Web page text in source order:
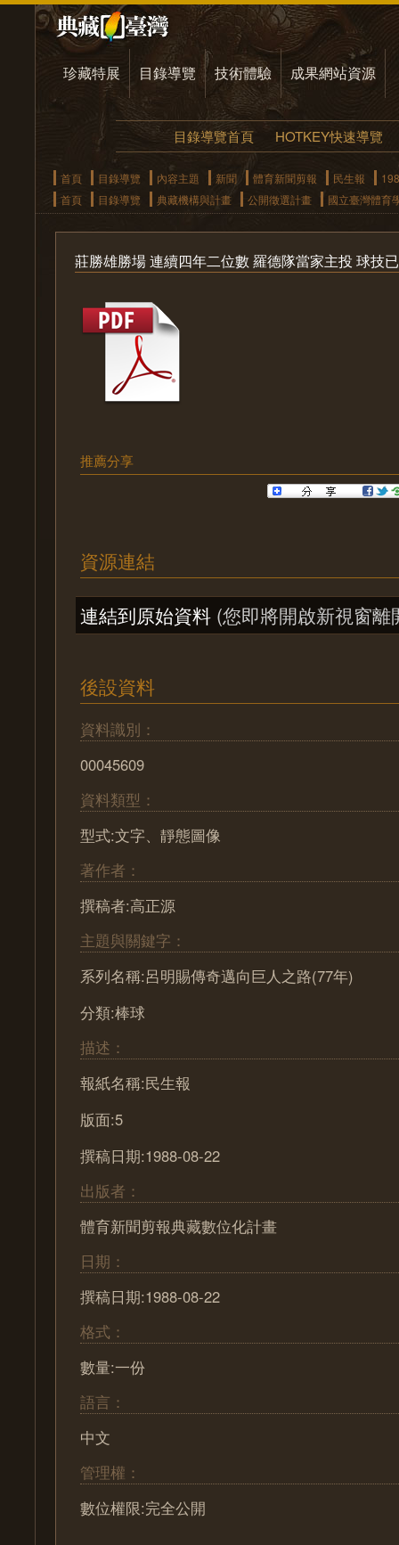
珍藏特展 目錄導覽 技術體驗 成果網站資源
目錄導覽首頁 HOTKEY快速導覽
首頁 目錄導覽 內容主題 新聞 體育新聞剪報 民生報
首頁
目錄導覽 典藏機構與計畫 公開徵選計畫 國立臺灣體育
莊勝雄勝場 連續四年二位數 羅德隊當家主投 球技
推薦分享
資源連結
連結到原始資料 (您即將開啟新視窗離
後設資料
資料識別：
00045609
資料類型：
型式:文字、靜態圖像
著作者：
撰稿者:高正源
主題與關鍵字：
系列名稱:呂明賜傳奇邁向巨人之路(77年)
分類:棒球
描述：
報紙名稱:民生報
版面:5
撰稿日期:1988-08-22
出版者：
體育新聞剪報典藏數位化計畫
日期：
撰稿日期:1988-08-22
格式：
數量:一份
語言：
中文
管理權：
數位權限:完全公開